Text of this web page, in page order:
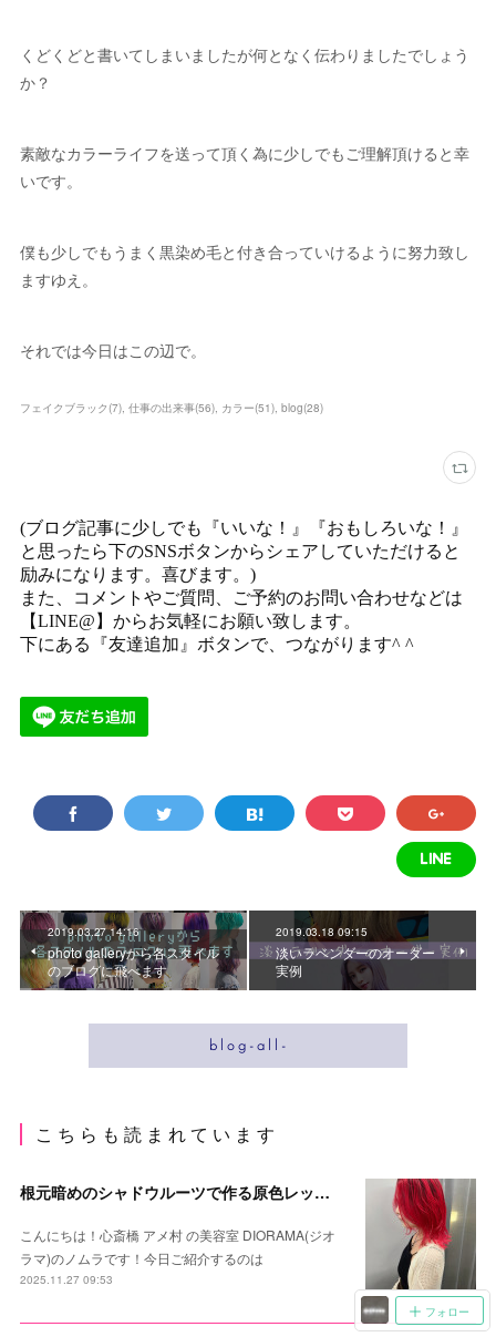
くどくどと書いてしまいましたが何となく伝わりましたでしょう
か？
素敵なカラーライフを送って頂く為に少しでもご理解頂けると幸
いです。
僕も少しでもうまく黒染め毛と付き合っていけるように努力致し
ますゆえ。
それでは今日はこの辺で。
フェイクブラック(7) 仕事の出来事(56) カラー(51) blog(28)
2019.03.27 14:16
photo galleryから各スタイル
のブログに飛べます
2019.03.18 09:15
淡いラベンダーのオーダー
実例
b l o g - a l l -
こ ち ら も 読 ま れ て い ま す
根元暗めのシャドウルーツで作る原色レッドスタイル
こんにちは！心斎橋 アメ村 の美容室 DIORAMA(ジオ
ラマ)のノムラです！今日ご紹介するのは
2025.11.27 09:53
フォロー